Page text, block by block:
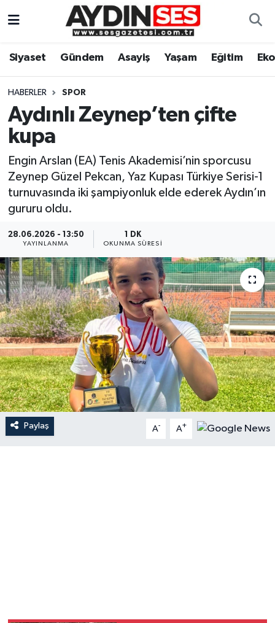
Siyaset Gündem Asayiş Yaşam Eğitim
HABERLER SPOR
Aydınlı Zeynep’ten çifte
kupa
Engin Arslan (EA) Tenis Akademisi’nin sporcusu
Zeynep Güzel Pekcan, Yaz Kupası Türkiye Serisi-1
turnuvasında iki şampiyonluk elde ederek Aydın’ın
gururu oldu.
28.06.2026 - 13:50
YAYINLANMA
1 DK
OKUNMA SÜRESI
Paylaş A- A+
Gündem
Siyaset
Ekonomi
Yaşam
Eğitim
Kültür Sanat
Spor
Aydın Hava Durumu
Aydin Namaz Vakitleri
Aydın Trafik Yoğunluk Haritası
Süper Lig Puan Durumu ve Fikstür
Tüm Manşetler
Son Dakika Haberleri
Haber Arşivi